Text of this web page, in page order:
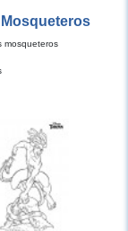
mosqueteros